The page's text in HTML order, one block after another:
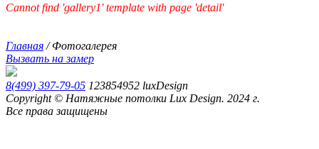
Cannot find 'gallery1' template with page 'detail'
Главная /Фотогалерея
Вызвать на замер
8(499) 397-79-05 123854952 luxDesign
Copyright © Натяжные потолки Lux Design. 2024 г.
Все права защищены